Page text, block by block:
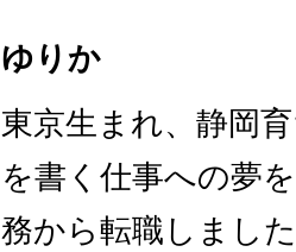
ゆりか
東京生まれ、静岡
を書く仕事への夢
務から転職しまし